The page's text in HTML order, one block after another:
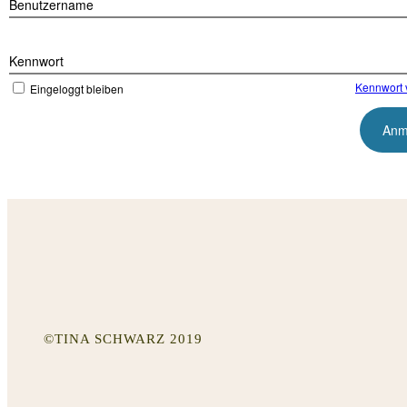
Benutzername
Kennwort
Eingeloggt bleiben Kennwort
©TINA SCHWARZ 2019